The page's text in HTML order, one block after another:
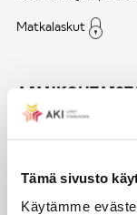
Tämä sivusto
Käytämme
Matkalaskut